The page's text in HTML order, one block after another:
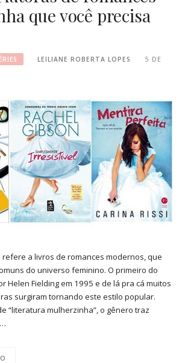
que você precisa
LEILIANE ROBERTA LOPES
5 DE
refere a livros de romances modernos, que
do universo feminino. O primeiro do
Helen Fielding em 1995 e de lá pra cá muitos
surgiram tornando este estilo popular.
“literatura mulherzinha”, o gênero traz